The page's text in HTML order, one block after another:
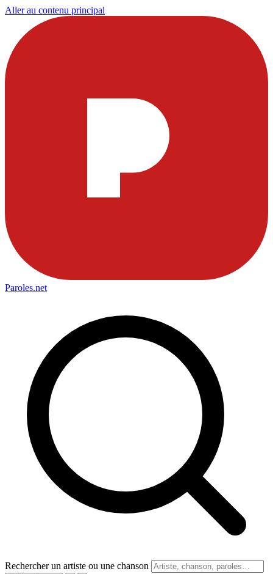
Aller au contenu principal
Paroles.net
Rechercher un artiste ou une chanson